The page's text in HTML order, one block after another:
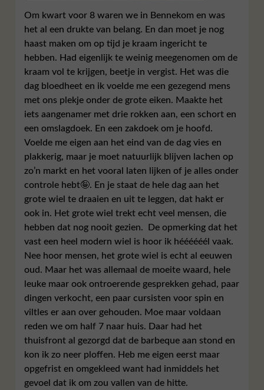
Om kwart voor 8 waren we in Bennekom en was
het al een drukte van belang. En dan moet je nog
haast maken om op tijd je kraam ingericht te
hebben. Had eigenlijk te weinig meegenomen om de
kraam vol te krijgen, beetje in vergist. Het was die
dag bloedheet en ik voelde me een gezegend mens
met ons plekje onder de grote eiken. Maakte het
iets aangenamer met drie rokken aan, een schort en
een omslagdoek. En een zakdoek om je hoofd.
Voelde me eigen aan het eind van de dag vies en
plakkerig, maar je moet natuurlijk blijven lachen op
zo’n markt en het vooral laten lijken of je alles onder
controle hebt🤪. En je staat de hele dag aan het
grote wiel te draaien en uit te leggen, dat hakt er
ook in. Het grote wiel trekt echt veel mensen, die
hebben dat nog nooit gezien. De opmerking dat het
vast een heel modern wiel is hoor ik héééééél vaak.
Nee hoor mensen, het grote wiel is echt al eeuwen
oud. Maar het was allemaal de moeite waard, hele
leuke maar ook ontroerende gesprekken gehad, paar
dingen verkocht, een paar cursisten voor spin en
viltles er aan over gehouden. Moe maar voldaan
reden we om half 7 naar huis. Daar had het
thuisfront al gezorgd dat de barbeque aan stond en
kon ik zo neer ploffen. Heb me eigen eerst maar
opgefrist en omgekleed want had inmiddels het
gevoel dat ik om zou vallen van de hitte.